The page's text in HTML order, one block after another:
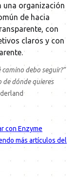
una organización
de hacia
con
claros y con
debo seguir?”
de dónde quieres
con Enzyme
más artículos del